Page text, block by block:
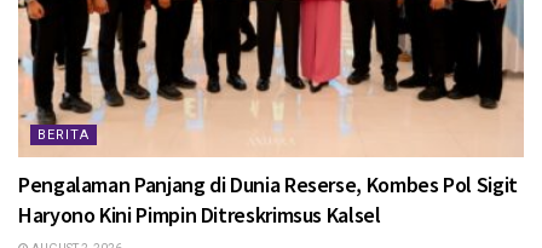
BERITA
Pengalaman Panjang di Dunia Reserse, Kombes Pol Sigit
Haryono Kini Pimpin Ditreskrimsus Kalsel